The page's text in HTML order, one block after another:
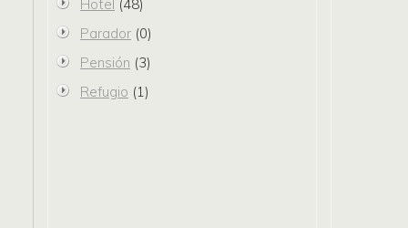
Hotel (48)
Parador (0)
Pensión (3)
Refugio (1)